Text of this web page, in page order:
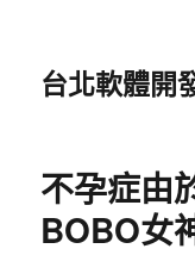
台北軟體開
不孕症由
BOBO女